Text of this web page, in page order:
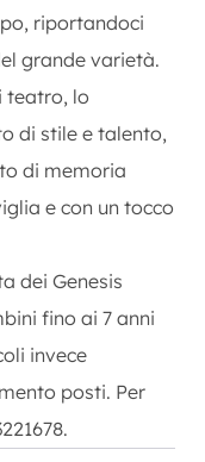
riportandoci
grande varietà.
teatro, lo
di stile e talento,
di memoria
e con un tocco
dei Genesis
fino ai 7 anni
invece
posti. Per